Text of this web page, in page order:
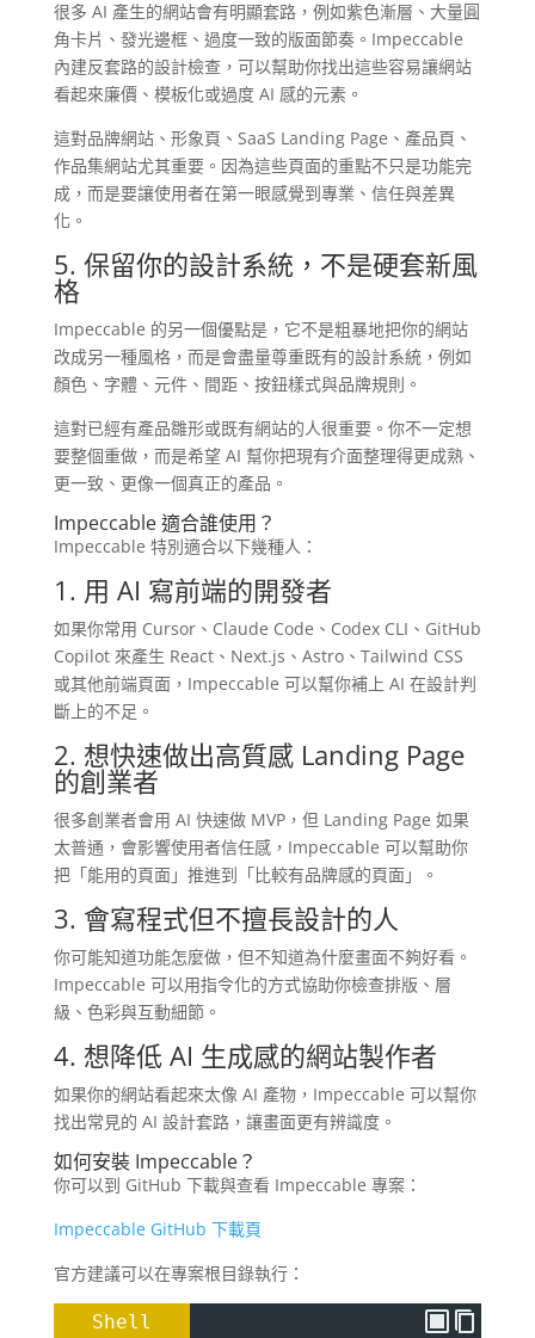
很多 AI 產生的網站會有明顯套路，例如紫色漸層、大量圓
角卡片、發光邊框、過度一致的版面節奏。Impeccable
內建反套路的設計檢查，可以幫助你找出這些容易讓網站
看起來廉價、模板化或過度 AI 感的元素。
這對品牌網站、形象頁、SaaS Landing Page、產品頁、
作品集網站尤其重要。因為這些頁面的重點不只是功能完
成，而是要讓使用者在第一眼感覺到專業、信任與差異
化。
5. 保留你的設計系統，不是硬套新風
格
Impeccable 的另一個優點是，它不是粗暴地把你的網站
改成另一種風格，而是會盡量尊重既有的設計系統，例如
顏色、字體、元件、間距、按鈕樣式與品牌規則。
這對已經有產品雛形或既有網站的人很重要。你不一定想
要整個重做，而是希望 AI 幫你把現有介面整理得更成熟、
更一致、更像一個真正的產品。
Impeccable 適合誰使用？
Impeccable 特別適合以下幾種人：
1. 用 AI 寫前端的開發者
如果你常用 Cursor、Claude Code、Codex CLI、GitHub
Copilot 來產生 React、Next.js、Astro、Tailwind CSS
或其他前端頁面，Impeccable 可以幫你補上 AI 在設計判
斷上的不足。
2. 想快速做出高質感 Landing Page
的創業者
很多創業者會用 AI 快速做 MVP，但 Landing Page 如果
太普通，會影響使用者信任感，Impeccable 可以幫助你
把「能用的頁面」推進到「比較有品牌感的頁面」。
3. 會寫程式但不擅長設計的人
你可能知道功能怎麼做，但不知道為什麼畫面不夠好看。
Impeccable 可以用指令化的方式協助你檢查排版、層
級、色彩與互動細節。
4. 想降低 AI 生成感的網站製作者
如果你的網站看起來太像 AI 產物，Impeccable 可以幫你
找出常見的 AI 設計套路，讓畫面更有辨識度。
如何安裝 Impeccable？
你可以到 GitHub 下載與查看 Impeccable 專案：
Impeccable GitHub 下載頁
官方建議可以在專案根目錄執行：
Shell